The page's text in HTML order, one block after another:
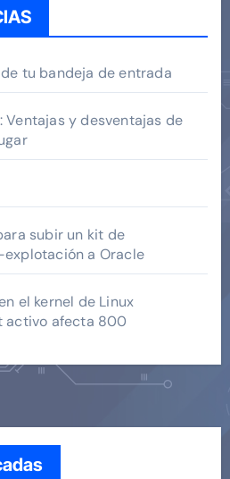
tu bandeja de entrada
Ventajas y desventajas de
subir un kit de
a Oracle
el kernel de Linux
activo afecta 800